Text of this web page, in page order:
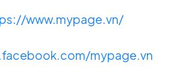
www.mypage.vn/
mypage.vn